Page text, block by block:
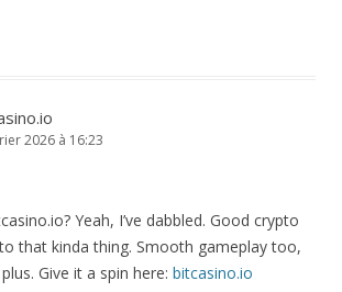
2026 à 16:23
Yeah, I’ve dabbled. Good crypto
that kinda thing. Smooth gameplay too,
Give it a spin here: bitcasino.io